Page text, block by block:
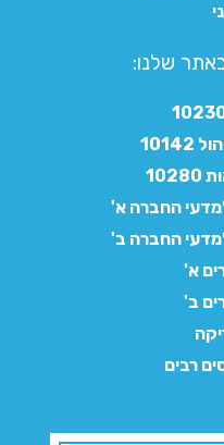
שלנו:​
החברה א'
החברה ב'
א'
ב'
רבים